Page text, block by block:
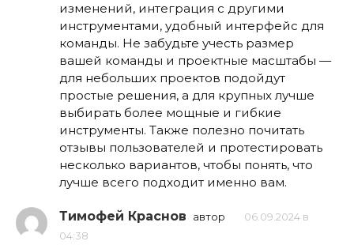
изменений, интеграция с другими
инструментами, удобный интерфейс для
команды. Не забудьте учесть размер
вашей команды и проектные масштабы —
для небольших проектов подойдут
простые решения, а для крупных лучше
выбирать более мощные и гибкие
инструменты. Также полезно почитать
отзывы пользователей и протестировать
несколько вариантов, чтобы понять, что
лучше всего подходит именно вам.
Тимофей Краснов автор
06.09.2024 в
04:38